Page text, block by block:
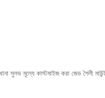
সুলভ মূল্যে কাস্টমাইজ করা জেড শৈলী